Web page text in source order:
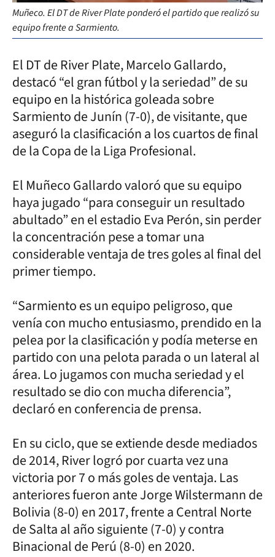
Muñeco. El DT de River Plate ponderó el partido que realizó su
equipo frente a Sarmiento.
El DT de River Plate, Marcelo Gallardo,
destacó “el gran fútbol y la seriedad” de su
equipo en la histórica goleada sobre
Sarmiento de Junín (7-0), de visitante, que
aseguró la clasificación a los cuartos de final
de la Copa de la Liga Profesional.
El Muñeco Gallardo valoró que su equipo
haya jugado “para conseguir un resultado
abultado” en el estadio Eva Perón, sin perder
la concentración pese a tomar una
considerable ventaja de tres goles al final del
primer tiempo.
“Sarmiento es un equipo peligroso, que
venía con mucho entusiasmo, prendido en la
pelea por la clasificación y podía meterse en
partido con una pelota parada o un lateral al
área. Lo jugamos con mucha seriedad y el
resultado se dio con mucha diferencia”,
declaró en conferencia de prensa.
En su ciclo, que se extiende desde mediados
de 2014, River logró por cuarta vez una
victoria por 7 o más goles de ventaja. Las
anteriores fueron ante Jorge Wilstermann de
Bolivia (8-0) en 2017, frente a Central Norte
de Salta al año siguiente (7-0) y contra
Binacional de Perú (8-0) en 2020.